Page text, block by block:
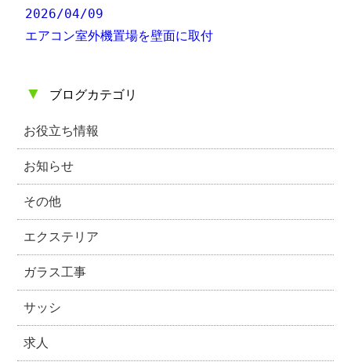
2026/04/09
エアコン室外機置場を壁面に取付
▼ ブログカテゴリ
お役立ち情報
お知らせ
その他
エクステリア
ガラス工事
サッシ
求人